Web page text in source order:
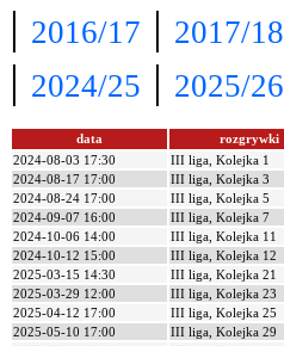
| 2016/17 | 2017/18
| 2024/25 | 2025/26
data rozgrywki
2024-08-03 17:30
III liga, Kolejka 1
2024-08-17 17:00
III liga, Kolejka 3
2024-08-24 17:00
III liga, Kolejka 5
2024-09-07 16:00
III liga, Kolejka 7
2024-10-06 14:00
III liga, Kolejka 11
2024-10-12 15:00
III liga, Kolejka 12
2025-03-15 14:30
III liga, Kolejka 21
2025-03-29 12:00
III liga, Kolejka 23
2025-04-12 17:00
III liga, Kolejka 25
2025-05-10 17:00
III liga, Kolejka 29